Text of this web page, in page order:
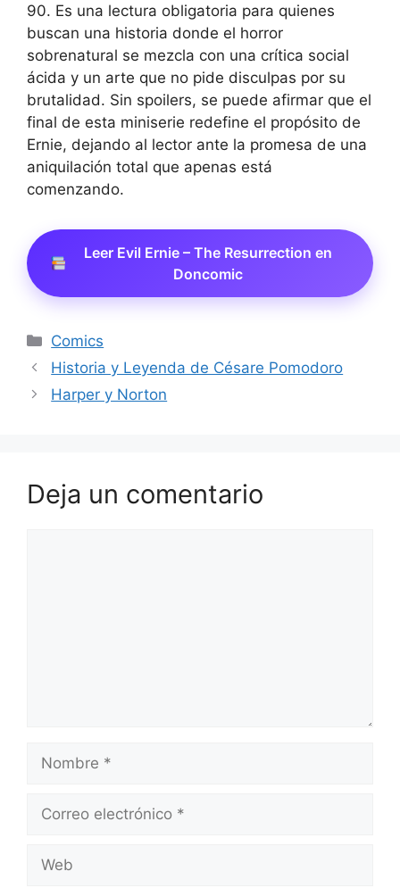
90. Es una lectura obligatoria para quienes
buscan una historia donde el horror
sobrenatural se mezcla con una crítica social
ácida y un arte que no pide disculpas por su
brutalidad. Sin spoilers, se puede afirmar que el
final de esta miniserie redefine el propósito de
Ernie, dejando al lector ante la promesa de una
aniquilación total que apenas está
comenzando.
Leer Evil Ernie – The Resurrection en
Doncomic
Categorías
Comics
Historia y Leyenda de Césare Pomodoro
Harper y Norton
Deja un comentario
Nombre
Correo
Web